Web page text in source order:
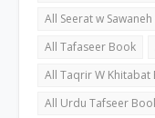
All Seerat w
All Tafaseer Book
All Taqrir W Khitabat
All Urdu Tafseer